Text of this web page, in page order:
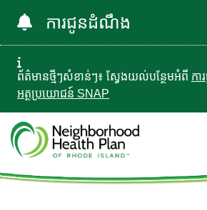
ការជូនដំណឹង
ព័ត៌មានថ្មីៗសំខាន់ៗ៖ ស្វែងយល់បន្ថែមអំពី កា
អត្ថប្រយោជន៍ SNAP